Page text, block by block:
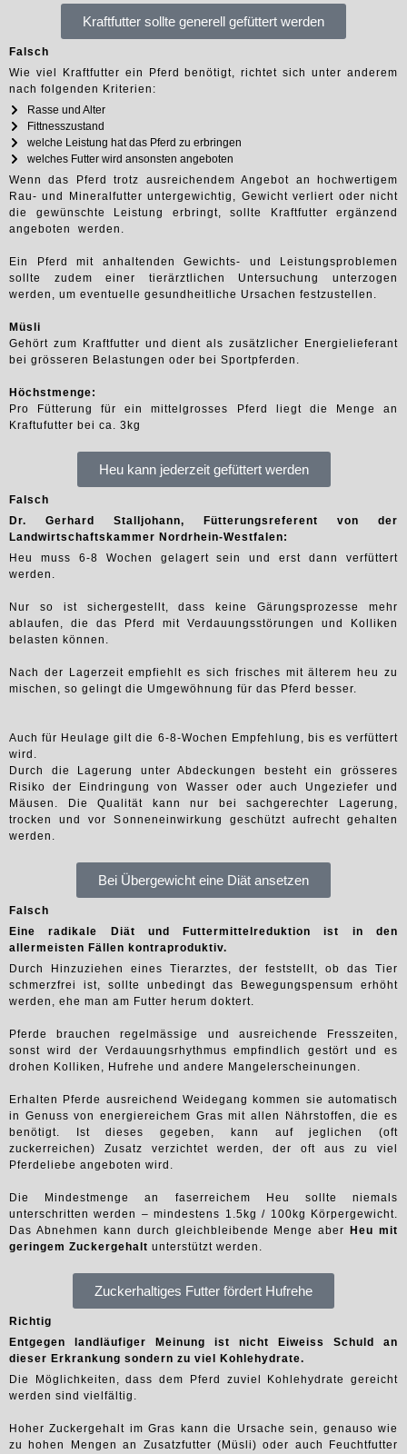
Kraftfutter sollte generell gefüttert werden
Falsch
Wie viel Kraftfutter ein Pferd benötigt, richtet sich unter anderem
nach folgenden Kriterien:
Rasse und Alter
Fittnesszustand
welche Leistung hat das Pferd zu erbringen
welches Futter wird ansonsten angeboten
Wenn das Pferd trotz ausreichendem Angebot an hochwertigem
Rau- und Mineralfutter untergewichtig, Gewicht verliert oder nicht
die gewünschte Leistung erbringt, sollte Kraftfutter ergänzend
angeboten werden.
Ein Pferd mit anhaltenden Gewichts- und Leistungsproblemen
sollte zudem einer tierärztlichen Untersuchung unterzogen
werden, um eventuelle gesundheitliche Ursachen festzustellen.
Müsli
Gehört zum Kraftfutter und dient als zusätzlicher Energielieferant
bei grösseren Belastungen oder bei Sportpferden.
Höchstmenge:
Pro Fütterung für ein mittelgrosses Pferd liegt die Menge an
Kraftufutter bei ca. 3kg
Heu kann jederzeit gefüttert werden
Falsch
Dr. Gerhard Stalljohann, Fütterungsreferent von der
Landwirtschaftskammer Nordrhein-Westfalen:
Heu muss 6-8 Wochen gelagert sein und erst dann verfüttert
werden.
Nur so ist sichergestellt, dass keine Gärungsprozesse mehr
ablaufen, die das Pferd mit Verdauungsstörungen und Kolliken
belasten können.
Nach der Lagerzeit empfiehlt es sich frisches mit älterem heu zu
mischen, so gelingt die Umgewöhnung für das Pferd besser.
Auch für Heulage gilt die 6-8-Wochen Empfehlung, bis es verfüttert
wird.
Durch die Lagerung unter Abdeckungen besteht ein grösseres
Risiko der Eindringung von Wasser oder auch Ungeziefer und
Mäusen. Die Qualität kann nur bei sachgerechter Lagerung,
trocken und vor Sonneneinwirkung geschützt aufrecht gehalten
werden.
Bei Übergewicht eine Diät ansetzen
Falsch
Eine radikale Diät und Futtermittelreduktion ist in den
allermeisten Fällen kontraproduktiv.
Durch Hinzuziehen eines Tierarztes, der feststellt, ob das Tier
schmerzfrei ist, sollte unbedingt das Bewegungspensum erhöht
werden, ehe man am Futter herum doktert.
Pferde brauchen regelmässige und ausreichende Fresszeiten,
sonst wird der Verdauungsrhythmus empfindlich gestört und es
drohen Kolliken, Hufrehe und andere Mangelerscheinungen.
Erhalten Pferde ausreichend Weidegang kommen sie automatisch
in Genuss von energiereichem Gras mit allen Nährstoffen, die es
benötigt. Ist dieses gegeben, kann auf jeglichen (oft
zuckerreichen) Zusatz verzichtet werden, der oft aus zu viel
Pferdeliebe angeboten wird.
Die Mindestmenge an faserreichem Heu sollte niemals
unterschritten werden – mindestens 1.5kg / 100kg Körpergewicht.
Das Abnehmen kann durch gleichbleibende Menge aber
Heu mit
geringem Zuckergehalt unterstützt werden.
Zuckerhaltiges Futter fördert Hufrehe
Richtig
Entgegen landläufiger Meinung ist nicht Eiweiss Schuld an
dieser Erkrankung sondern zu viel Kohlehydrate.
Die Möglichkeiten, dass dem Pferd zuviel Kohlehydrate gereicht
werden sind vielfältig.
Hoher Zuckergehalt im Gras kann die Ursache sein, genauso wie
zu hohen Mengen an Zusatzfutter (Müsli) oder auch Feuchtfutter